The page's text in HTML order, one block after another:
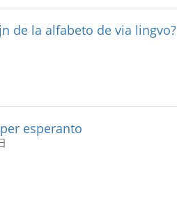
de la alfabeto de via lingvo?
esperanto